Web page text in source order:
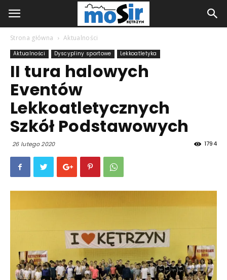
Strona główna Aktualności
Aktualności Dyscypliny sportowe Lekkoatletyka
II tura halowych
Eventów
Lekkoatletycznych
Szkół Podstawowych
26 lutego 2020 1794